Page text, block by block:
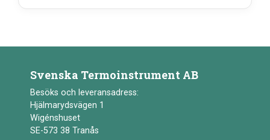
Svenska Termoinstrument AB
Besöks och leveransadress:
Hjälmarydsvägen 1
Wigénshuset
SE-573 38 Tranås